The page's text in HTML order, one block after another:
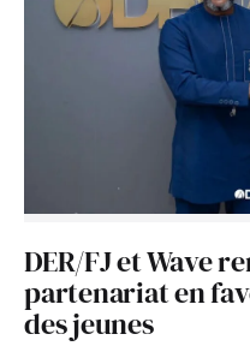
DER/FJ et Wave
partenariat en
des jeunes